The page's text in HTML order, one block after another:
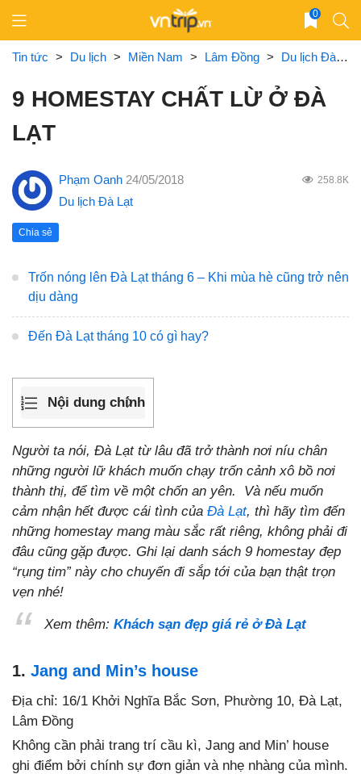
content
0
Tin tức > Du lịch > Miền Nam > Lâm Đồng > Du lịch Đà Lạt
9 HOMESTAY CHẤT LỪ Ở ĐÀ
LẠT
Phạm Oanh 24/05/2018 258.8K
Du lịch Đà Lạt
Chia sẻ
Trốn nóng lên Đà Lạt tháng 6 – Khi mùa hè cũng trở nên
dịu dàng
Đến Đà Lạt tháng 10 có gì hay?
Nội dung chính
Người ta nói, Đà Lạt từ lâu đã trở thành nơi níu chân
những người lữ khách muốn chạy trốn cảnh xô bồ nơi
thành thị, để tìm về một chốn an yên. Và nếu muốn
cảm nhận hết được cái tình của Đà Lạt, thì hãy tìm đến
những homestay mang màu sắc rất riêng, không phải đi
đâu cũng gặp được. Ghi lại danh sách 9 homestay đẹp
“rụng tim” này cho chuyến đi sắp tới của bạn thật trọn
vẹn nhé!
Xem thêm: Khách sạn đẹp giá rẻ ở Đà Lạt
1. Jang and Min’s house
Địa chỉ: 16/1 Khởi Nghĩa Bắc Sơn, Phường 10, Đà Lạt,
Lâm Đồng
Không cần phải trang trí cầu kì, Jang and Min’ house
ghi điểm bởi chính sự đơn giản và nhẹ nhàng của mình.